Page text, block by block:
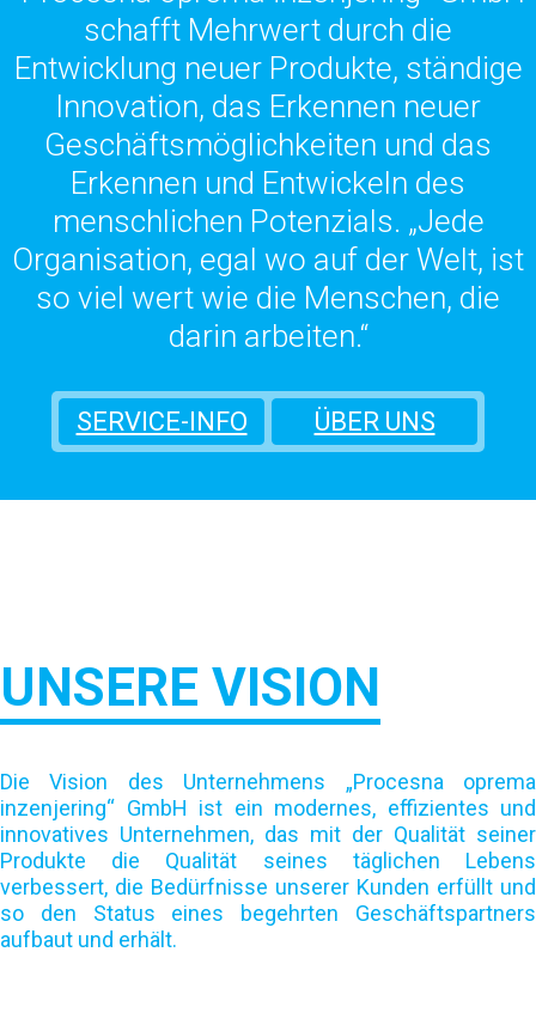
schafft Mehrwert durch die
Entwicklung neuer Produkte, ständige
Innovation, das Erkennen neuer
Geschäftsmöglichkeiten und das
Erkennen und Entwickeln des
menschlichen Potenzials. „Jede
Organisation, egal wo auf der Welt, ist
so viel wert wie die Menschen, die
darin arbeiten.“
SERVICE-INFO ÜBER UNS
UNSERE VISION
Die Vision des Unternehmens „Procesna oprema
inzenjering“ GmbH ist ein modernes, effizientes und
innovatives Unternehmen, das mit der Qualität seiner
Produkte die Qualität seines täglichen Lebens
verbessert, die Bedürfnisse unserer Kunden erfüllt und
so den Status eines begehrten Geschäftspartners
aufbaut und erhält.